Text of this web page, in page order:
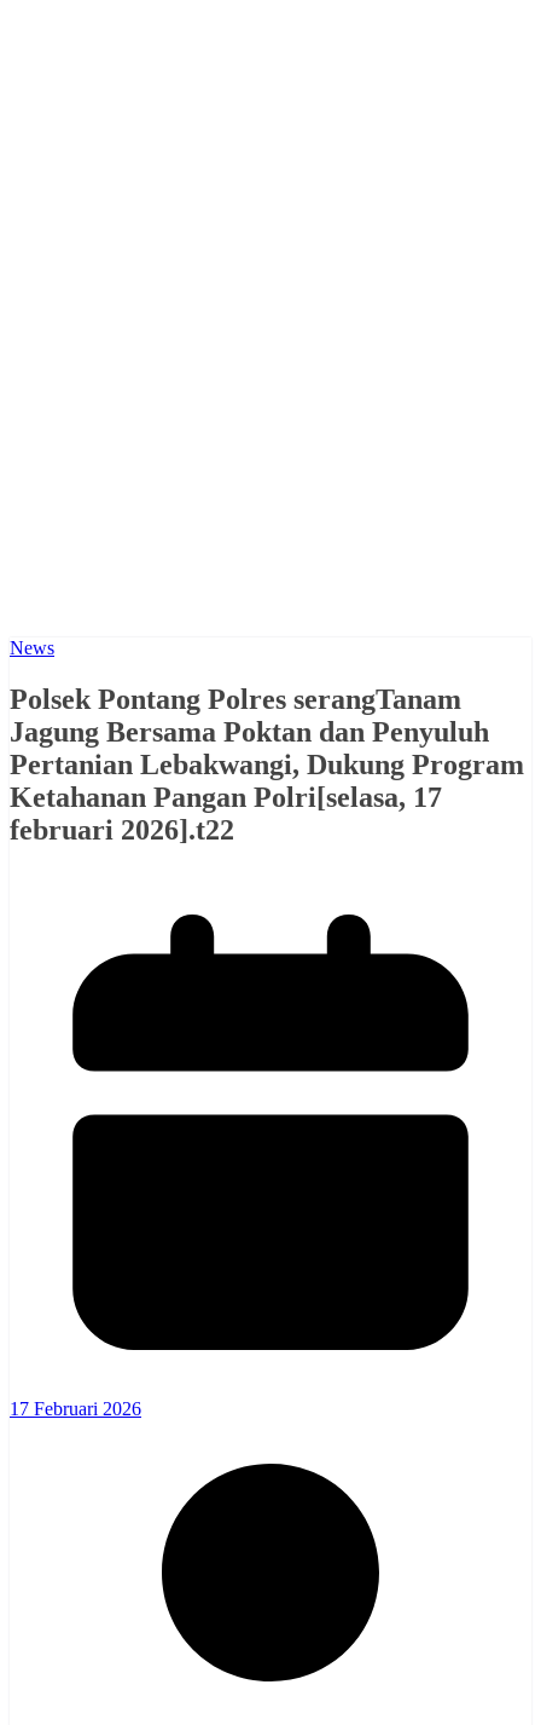
News
Polsek Pontang Polres serangTanam
Jagung Bersama Poktan dan Penyuluh
Pertanian Lebakwangi, Dukung Program
Ketahanan Pangan Polri[selasa, 17
februari 2026].t22
17 Februari 2026